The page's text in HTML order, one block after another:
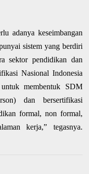
adanya keseimbangan
sistem yang berdiri
sektor pendidikan dan
Nasional Indonesia
membentuk SDM
) dan bersertifikasi
formal, non formal,
kerja,” tegasnya.